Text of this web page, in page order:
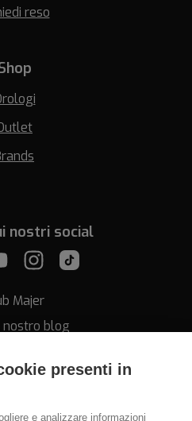
presenti in
e analizzare informazioni
reso
nostri social
Majer
nostro blog